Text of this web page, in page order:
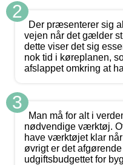
2
Der præsenterer sig
vejen når det gælder
dette viser det sig
nok tid i køreplanen,
afslappet omkring at
3
Man må for alt i
nødvendige værktøj.
have værktøjet klar når
øvrigt er det
udgiftsbudgettet for